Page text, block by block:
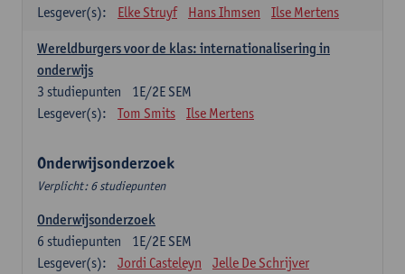
Lesgever(s):
Elke Struyf Hans Ihmsen Ilse Mertens
Wereldburgers voor de klas: internationalisering in
onderwijs
1E/2E SEM
3 studiepunten
Lesgever(s):
Tom Smits Ilse Mertens
Onderwijsonderzoek
Verplicht: 6 studiepunten
Onderwijsonderzoek
1E/2E SEM
6 studiepunten
Lesgever(s):
Jordi Casteleyn Jelle De Schrijver